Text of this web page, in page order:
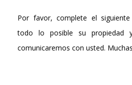
Por favor, complete el
todo lo posible su propiedad
comunicaremos con usted.